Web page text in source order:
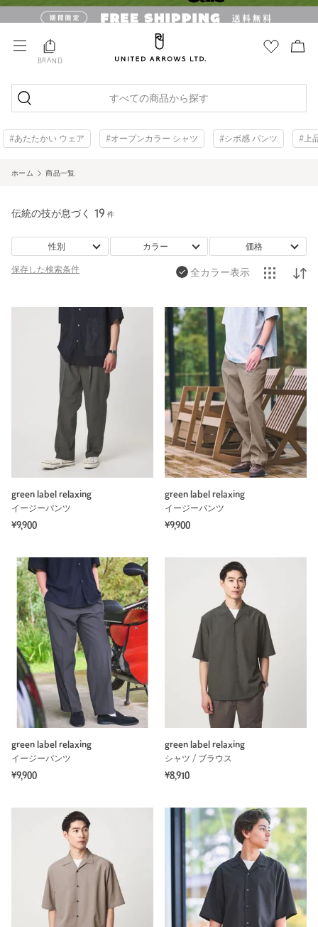
BRAND
すべての商品から探す
#あたたかい ウェア #オープンカラー シャツ #シボ感 パンツ #上
ホーム 商品一覧
伝統の技が息づく 19 件
性別 カラー 価格
保存した検索条件 全カラー表示
green label relaxing
イージーパンツ
¥9,900
green label relaxing
イージーパンツ
¥9,900
green label relaxing
イージーパンツ
¥9,900
green label relaxing
シャツ / ブラウス
¥8,910